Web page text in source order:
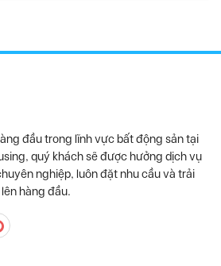
đầu trong lĩnh vực bất động sản tại
quý khách sẽ được hưởng dịch vụ
nghiệp, luôn đặt nhu cầu và trải
hàng đầu.